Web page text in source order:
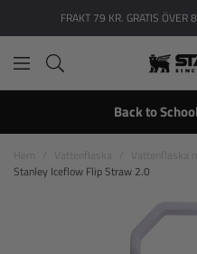
FRAKT 79 KR. GRATIS ÖVER
Back to
Vattenflaska
Vattenflaska
Stanley Iceflow Flip Straw 2.0